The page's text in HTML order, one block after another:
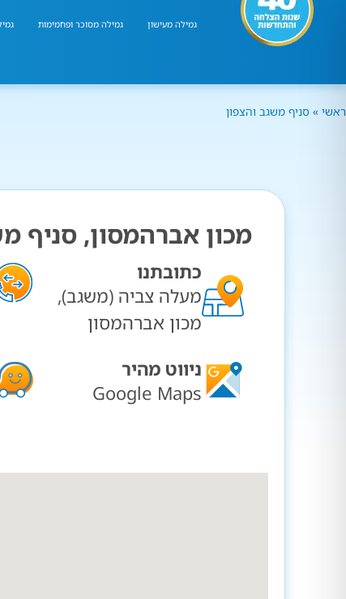
גמילה מעישון גמילה מסוכר ופחמימות
ראשי » סניף משגב והצפון
מכון אברהמסון, סניף
כתובתנו
מעלה צביה (משגב),
מכון אברהמסון
ניווט מהיר
Google Maps